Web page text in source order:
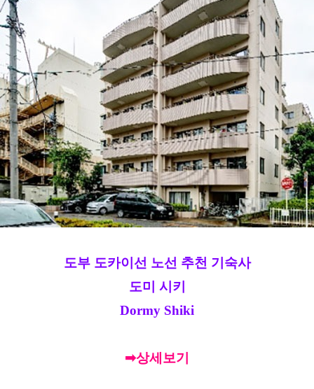
도부 도카이선 노선 추천 기숙사
도미 시키
Dormy Shiki
➡상세보기